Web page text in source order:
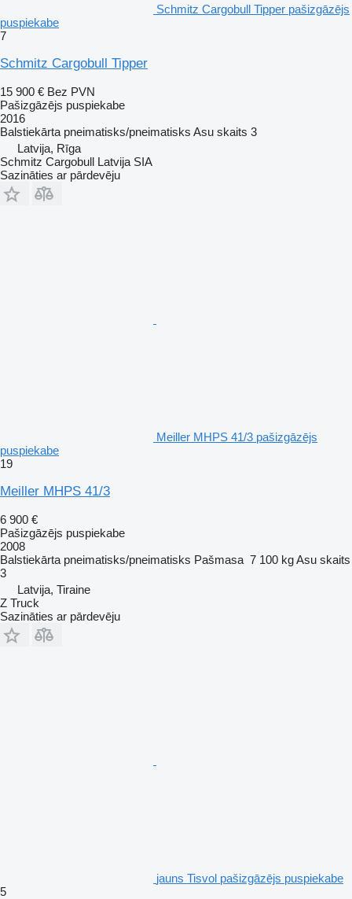
Schmitz Cargobull Tipper pašizgāzējs
puspiekabe
7
Schmitz Cargobull Tipper
15 900 € Bez PVN
Pašizgāzējs puspiekabe
2016
Balstiekārta pneimatisks/pneimatisks Asu skaits 3
Latvija, Rīga
Schmitz Cargobull Latvija SIA
Sazināties ar pārdevēju
Meiller MHPS 41/3 pašizgāzējs
puspiekabe
19
Meiller MHPS 41/3
6 900 €
Pašizgāzējs puspiekabe
2008
Balstiekārta pneimatisks/pneimatisks Pašmasa 7 100 kgAsu skaits
3
Latvija, Tiraine
Z Truck
Sazināties ar pārdevēju
jauns Tisvol pašizgāzējs puspiekabe
5